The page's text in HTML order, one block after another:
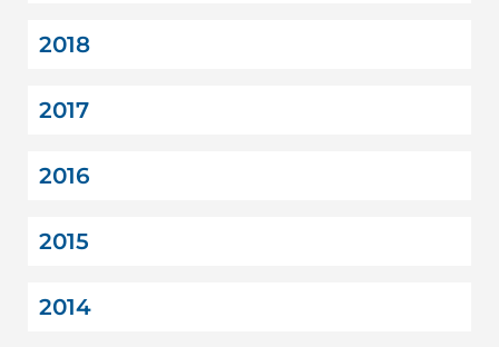
2018
2017
2016
2015
2014